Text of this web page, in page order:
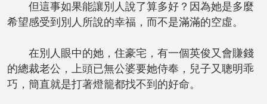
但這事如果能讓別人說了算多好？因為她是多麼
希望感受到別人所說的幸福，而不是滿滿的空虛。
在別人眼中的她，住豪宅，有一個英俊又會賺錢
的總裁老公，上頭已無公婆要她侍奉，兒子又聰明乖
巧，簡直就是打著燈籠都找不到的好命。